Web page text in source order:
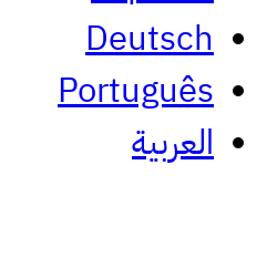
Deutsch
Português
العربية